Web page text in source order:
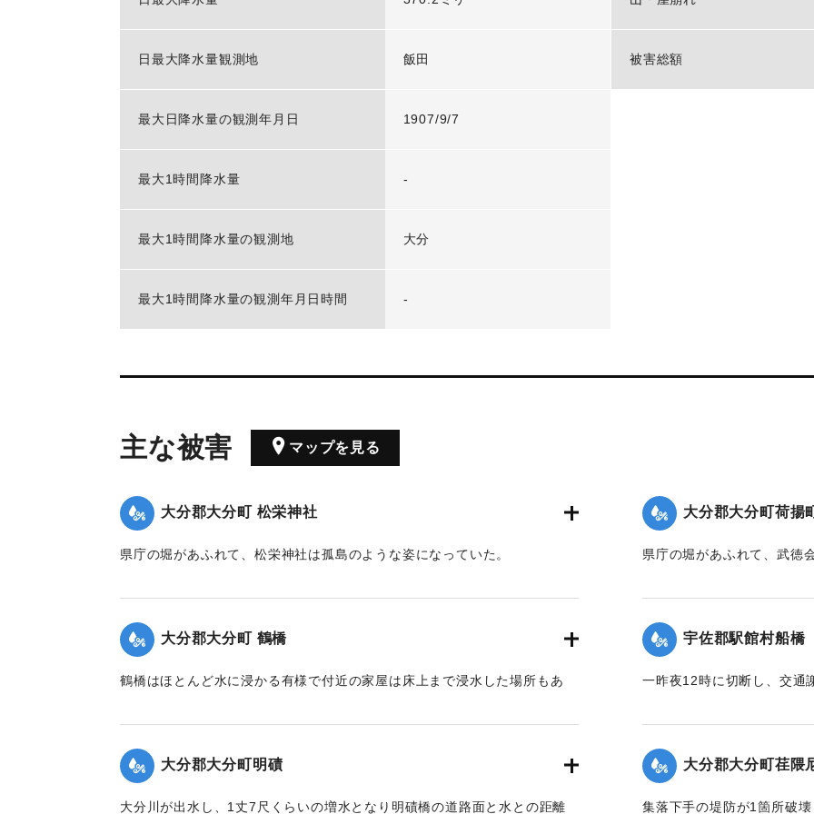
日最大降水量観測地 飯田
最大日降水量の観測年月日 1907/9/7
最大1時間降水量 -
最大1時間降水量の観測地 大分
最大1時間降水量の観測年月日時間 -
被害総額
主な被害 マップを見る
大分郡大分町 松栄神社
県庁の堀があふれて、松栄神社は孤島のような姿になっていた。
｜固有コード:
大分郡大分町荷揚
県庁の堀があふれて、武徳
｜固有コード:
大分郡大分町 鶴橋
鶴橋はほとんど水に浸かる有様で付近の家屋は床上まで浸水した場所もあ
｜固有コード: 00252014
宇佐郡駅館村船橋
一昨夜12時に切断し、交通
｜固有コード:
大分郡大分町明磧
大分川が出水し、1丈7尺くらいの増水となり明磧橋の道路面と水との距離
大分郡大分町荏隈
集落下手の堤防が1箇所破